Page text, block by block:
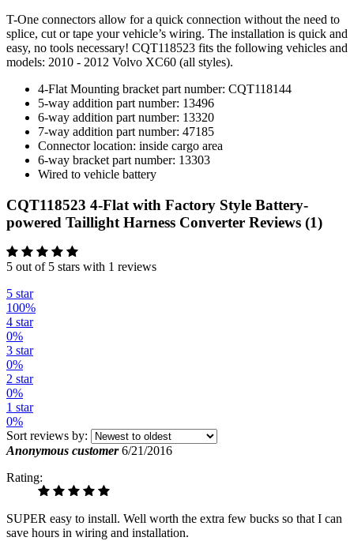
T-One connectors allow for a quick connection without the need to
splice, cut or tape your vehicle’s wiring. The installation is quick and
easy, no tools necessary! CQT118523 fits the following vehicles and
models: 2010 - 2012 Volvo XC60 (all styles).
4-Flat Mounting bracket part number: CQT118144
5-way addition part number: 13496
6-way addition part number: 13320
7-way addition part number: 47185
Connector location: inside cargo area
6-way bracket part number: 13303
Wired to vehicle battery
CQT118523 4-Flat with Factory Style Battery-
powered Taillight Harness Converter Reviews (1)
5 out of 5 stars with 1 reviews
5 star
100%
4 star
0%
3 star
0%
2 star
0%
1 star
0%
Sort reviews by:
Anonymous customer 6/21/2016
Rating:
SUPER easy to install. Well worth the extra few bucks so that I can
save hours in wiring and installation.